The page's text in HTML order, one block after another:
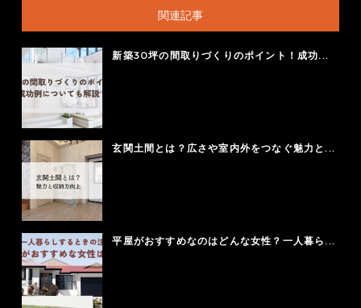
関連記事
新築30坪の間取りづくりのポイント！成功...
玄関土間とは？広さや室内外をつなぐ魅力と...
平屋がおすすめなのはどんな女性？一人暮ら...